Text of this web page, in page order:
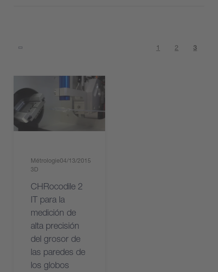
1 2 3
Métrologie
3D
04/13/2015
CHRocodile 2
IT para la
medición de
alta precisión
del grosor de
las paredes de
los globos